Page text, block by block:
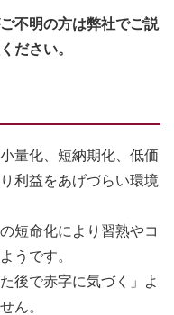
不明の方は弊社でご説
ださい。
量化、短納期化、低価
利益をあげづらい環境
短命化により習熟やコ
うです。
後で赤字に気づく」よ
ん。